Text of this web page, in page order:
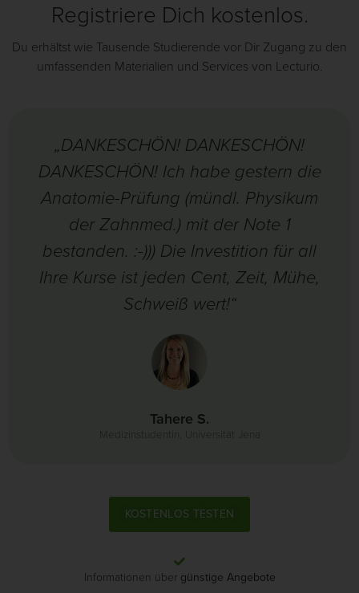
Registriere Dich kostenlos.
Du erhältst wie Tausende Studierende vor Dir Zugang zu den
umfassenden Materialien und Services von Lecturio.
„DANKESCHÖN! DANKESCHÖN!
DANKESCHÖN! Ich habe gestern die
Anatomie-Prüfung (mündl. Physikum
der Zahnmed.) mit der Note 1
bestanden. :-))) Die Investition für all
Ihre Kurse ist jeden Cent, Zeit, Mühe,
Schweiß wert!“
Tahere S.
Medizinstudentin, Universität Jena
KOSTENLOS TESTEN
Informationen über günstige Angebote